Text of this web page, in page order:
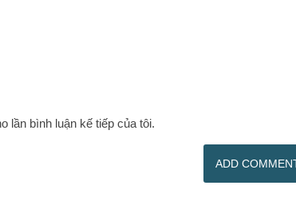
lần bình luận kế tiếp của tôi.